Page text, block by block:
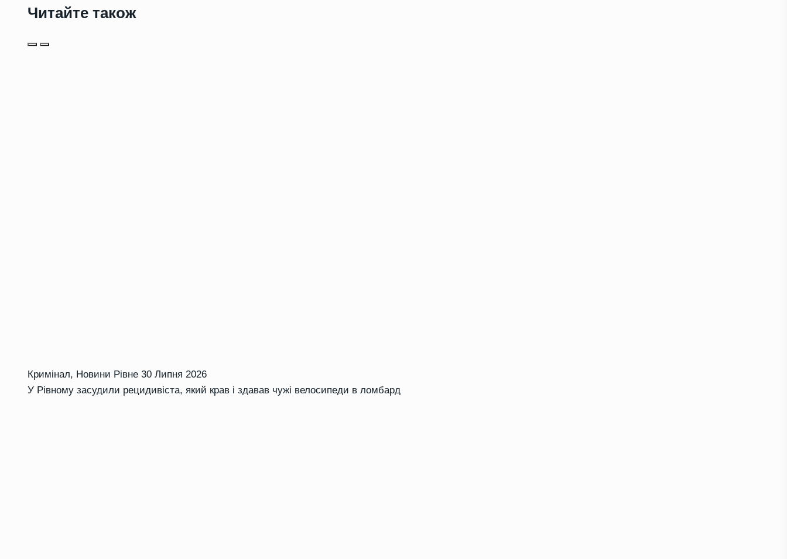
Читайте також
Кримінал, Новини Рівне 30 Липня 2026
У Рівному засудили рецидивіста, який крав і здавав чужі велосипеди в ломбард